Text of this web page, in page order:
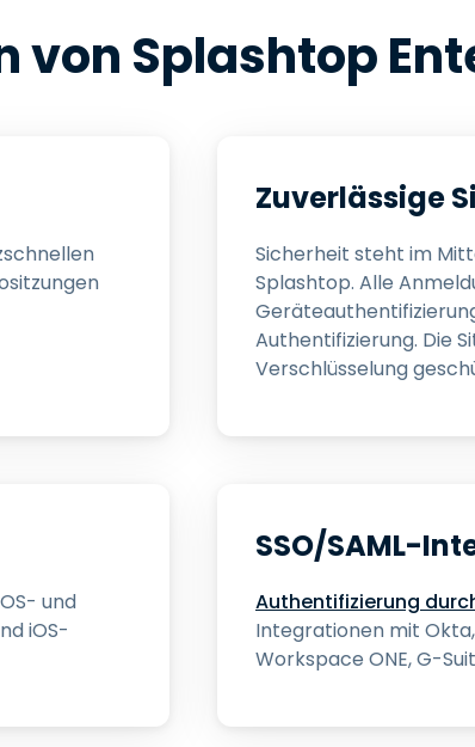
von Splashtop
Zuverlässige
Sicherheit steht im
Splashtop. Alle
Authentifizierung. Die
Verschlüsselung
und
iOS-
SSO/SAML-
Authentifizierung
Integrationen mit Okta,
Workspace ONE, G-